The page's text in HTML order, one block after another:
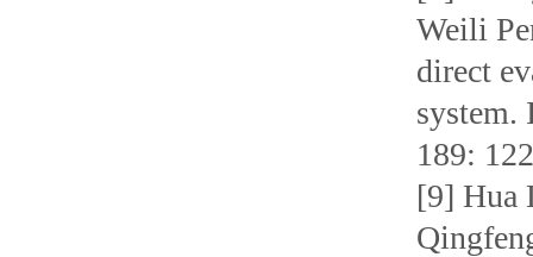
Weili
direct
system.
189:
[9] Hua